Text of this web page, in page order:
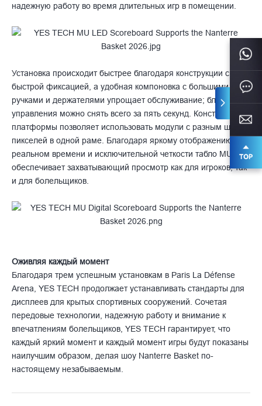
надежную работу во время длительных игр в помещении.
Установка происходит быстрее благодаря конструкции с
быстрой фиксацией, а удобная компоновка с большими
ручками и держателями упрощает обслуживание; блок
управления можно снять всего за пять секунд. Конструкция
платформы позволяет использовать модули с разным шагом
пикселей в одной раме. Благодаря яркому отображению в
реальном времени и исключительной четкости табло MU
обеспечивает захватывающий просмотр как для игроков, так
и для болельщиков.
Оживляя каждый момент
Благодаря трем успешным установкам в Paris La Défense
Arena, YES TECH продолжает устанавливать стандарты для
дисплеев для крытых спортивных сооружений. Сочетая
передовые технологии, надежную работу и внимание к
впечатлениям болельщиков, YES TECH гарантирует, что
каждый яркий момент и каждый момент игры будут показаны
наилучшим образом, делая шоу Nanterre Basket по-
настоящему незабываемым.